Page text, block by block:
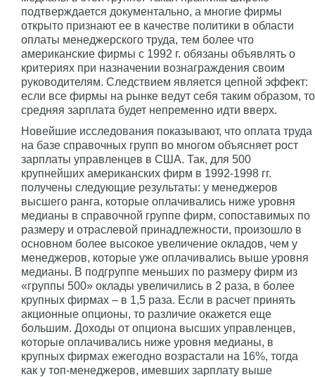
подтверждается документально, а многие фирмы
открыто признают ее в качестве политики в области
оплаты менеджерского труда, тем более что
американские фирмы с 1992 г. обязаны объявлять о
критериях при назначении вознаграждения своим
руководителям. Следствием является цепной эффект:
если все фирмы на рынке ведут себя таким образом, то
средняя зарплата будет непременно идти вверх.
Новейшие исследования показывают, что оплата труда
на базе справочных групп во многом объясняет рост
зарплаты управленцев в США. Так, для 500
крупнейших американских фирм в 1992-1998 гг.
получены следующие результаты: у менеджеров
высшего ранга, которые оплачивались ниже уровня
медианы в справочной группе фирм, сопоставимых по
размеру и отраслевой принадлежности, произошло в
основном более высокое увеличение окладов, чем у
менеджеров, которые уже оплачивались выше уровня
медианы. В подгруппе меньших по размеру фирм из
«группы 500» оклады увеличились в 2 раза, в более
крупных фирмах – в 1,5 раза. Если в расчет принять
акционные опционы, то различие окажется еще
большим. Доходы от опциона высших управленцев,
которые оплачивались ниже уровня медианы, в
крупных фирмах ежегодно возрастали на 16%, тогда
как у топ-менеджеров, имевших зарплату выше